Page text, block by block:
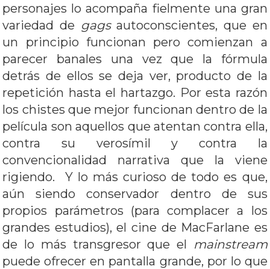
personajes lo acompaña fielmente una gran
variedad de gagsautoconscientes, que en
un principio funcionan pero comienzan a
parecer banales una vez que la fórmula
detrás de ellos se deja ver, producto de la
repetición hasta el hartazgo. Por esta razón
los chistes que mejor funcionan dentro de la
película son aquellos que atentan contra ella,
contra su verosímil y contra la
convencionalidad narrativa que la viene
rigiendo. Y lo más curioso de todo es que,
aún siendo conservador dentro de sus
propios parámetros (para complacer a los
grandes estudios), el cine de MacFarlane es
de lo más transgresor que el mainstream
puede ofrecer en pantalla grande, por lo que